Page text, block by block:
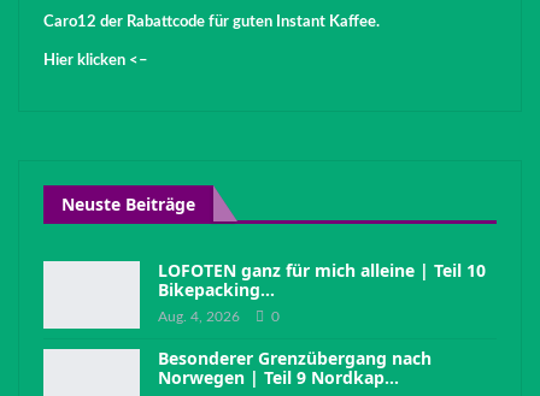
Caro12 der Rabattcode für guten Instant Kaffee.
Hier klicken <–
Neuste Beiträge
LOFOTEN ganz für mich alleine | Teil 10
Bikepacking…
Aug. 4, 2026 0
Besonderer Grenzübergang nach
Norwegen | Teil 9 Nordkap…